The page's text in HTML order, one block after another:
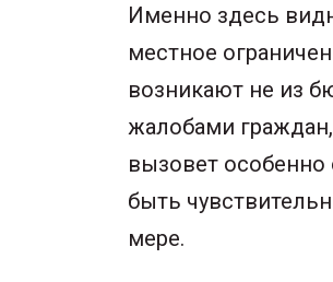
Именно здесь
местное
возникают не из
жалобами
вызовет
быть
мере.